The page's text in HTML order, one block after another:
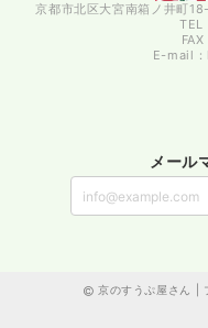
京都市北区大宮南箱ノ井町
TEL
E-mail：
メール
京のすうぷ屋さん |